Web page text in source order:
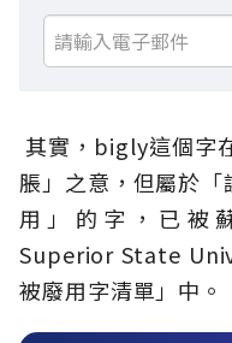
其實，bigly這個字
脹」之意，但屬於
用」的字，已被
Superior State
被廢用字清單」中。